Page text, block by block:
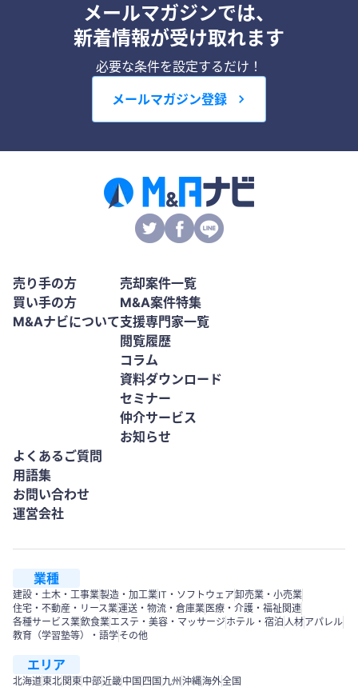
メールマガジンでは、
新着情報が受け取れます
必要な条件を設定するだけ！
メールマガジン登録
売り手の方
買い手の方
M&Aナビについて
売却案件一覧
M&A案件特集
支援専門家一覧
閲覧履歴
コラム
資料ダウンロード
セミナー
仲介サービス
お知らせ
よくあるご質問
用語集
お問い合わせ
運営会社
業種
建設・土木・工事業製造・加工業IT・ソフトウェア卸売業・小売業
住宅・不動産・リース業運送・物流・倉庫業 医療・介護・福祉関連
各種サービス業飲食業エステ・美容・マッサージ ホテル・宿泊人材アパレル
教育（学習塾等）・語学その他
エリア
北海道東北 関東中部近畿中国 四国 九州 沖縄海外全国